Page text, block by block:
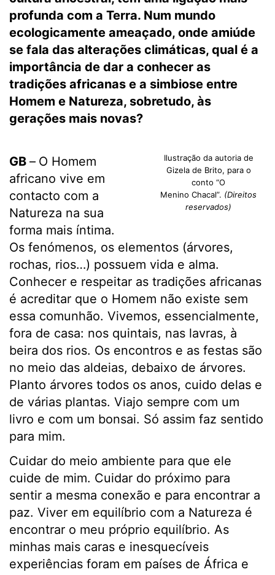
profunda com a Terra. Num mundo
ecologicamente ameaçado, onde amiúde
se fala das alterações climáticas, qual é a
importância de dar a conhecer as
tradições africanas e a simbiose entre
Homem e Natureza, sobretudo, às
gerações mais novas?
Ilustração da autoria de
Gizela de Brito, para o
conto “O
Menino Chacal”. (Direitos
reservados)
GB – O Homem
africano vive em
contacto com a
Natureza na sua
forma mais íntima.
Os fenómenos, os elementos (árvores,
rochas, rios…) possuem vida e alma.
Conhecer e respeitar as tradições africanas
é acreditar que o Homem não existe sem
essa comunhão. Vivemos, essencialmente,
fora de casa: nos quintais, nas lavras, à
beira dos rios. Os encontros e as festas são
no meio das aldeias, debaixo de árvores.
Planto árvores todos os anos, cuido delas e
de várias plantas. Viajo sempre com um
livro e com um bonsai. Só assim faz sentido
para mim.
Cuidar do meio ambiente para que ele
cuide de mim. Cuidar do próximo para
sentir a mesma conexão e para encontrar a
paz. Viver em equilíbrio com a Natureza é
encontrar o meu próprio equilíbrio. As
minhas mais caras e inesquecíveis
experiências foram em países de África e